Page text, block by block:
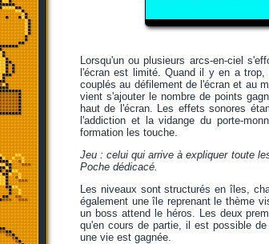
Lorsqu'un ou plusieurs arcs-en-ciel
l'écran est limité. Quand il y en a
couplés au défilement de l'écran et au
vient s'ajouter le nombre de points
haut de l'écran. Les effets sonores
l'addiction et la vidange du porte-
formation les touche.
Jeu : celui qui arrive à expliquer toute
Poche dédicacé.
Les niveaux sont structurés en îles,
également une île reprenant le thème
un boss attend le héros. Les deux
qu'en cours de partie, il est possible
une vie est gagnée.